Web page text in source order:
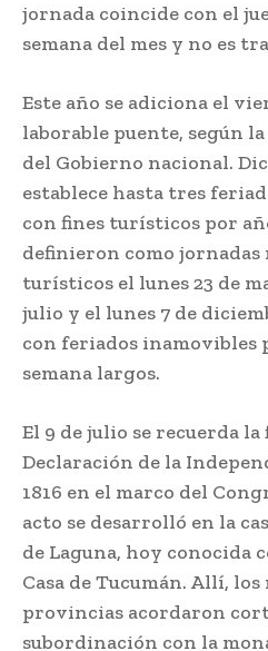
jornada coincide con el
semana del mes y no es
Este año se adiciona el
laborable puente, según
del Gobierno nacional.
establece hasta tres
con fines turísticos por
definieron como jornadas
turísticos el lunes 23 de
julio y el lunes 7 de
con feriados inamovibles
semana largos.
El 9 de julio se recuerda la
Declaración de la
1816 en el marco del
acto se desarrolló en la
de Laguna, hoy conocida
Casa de Tucumán. Allí,
provincias acordaron
subordinación con la